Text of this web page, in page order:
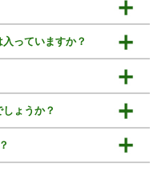
っていますか？
ょうか？